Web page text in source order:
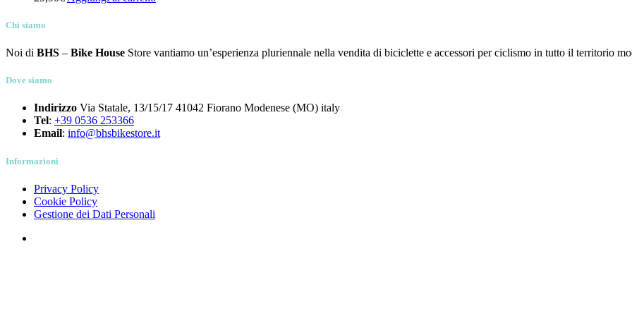
Tag prodotto
Prodotto Colore
Prodotto Stagione
Chi siamo
Noi di BHS – Bike House Store vantiamo un’esperienza pluriennale nella vendita di biciclette e accessori per ciclismo in tutto il territorio
Dove siamo
Indirizzo Via Statale, 13/15/17 41042 Fiorano Modenese (MO) italy
Tel: +39 0536 253366
Email: info@bhsbikestore.it
Informazioni
Privacy Policy
Cookie Policy
Gestione dei Dati Personali